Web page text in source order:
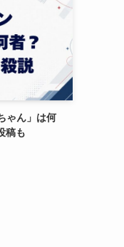
ゃん」は何
稿も